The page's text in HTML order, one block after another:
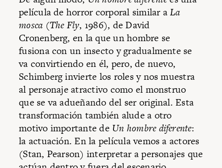
película de horror corporal similar aLa
mosca (The Fly, 1986), de David
Cronenberg, en la que un hombre se
fusiona con un insecto y gradualmente se
va convirtiendo en él, pero, de nuevo,
Schimberg invierte los roles y nos muestra
al personaje atractivo como el monstruo
que se va adueñando del ser original. Esta
transformación también alude a otro
motivo importante de Un hombre diferente:
la actuación. En la película vemos a actores
(Stan, Pearson) interpretar a personajes que